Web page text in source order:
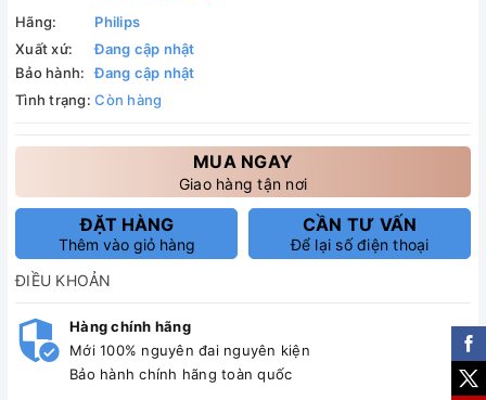
Hãng:
Philips
Xuất xứ:
Đang cập nhật
Bảo hành:
Đang cập nhật
Tình trạng: Còn hàng
MUA NGAY
Giao hàng tận nơi
ĐẶT HÀNG
Thêm vào giỏ hàng
CẦN TƯ VẤN
Để lại số điện thoại
ĐIỀU KHOẢN
Hàng chính hãng
Mới 100% nguyên đai nguyên kiện
Bảo hành chính hãng toàn quốc